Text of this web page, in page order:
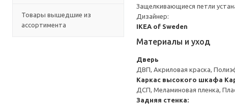
Товары вышедшие из
ассортимента
Защелкивающиеся петли
Дизайнер:
IKEA of Sweden
Материалы и уход
Дверь
ДВП, Акриловая краска,
Каркас высокого шкафа
ДСП, Меламиновая пленка,
Задняя стенка: